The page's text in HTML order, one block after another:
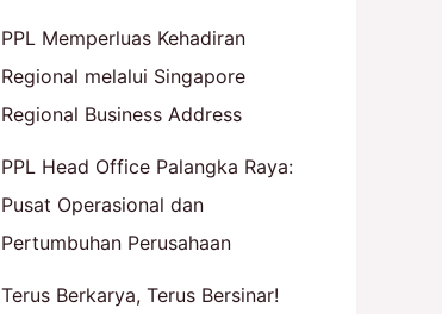
PPL Memperluas Kehadiran
Regional melalui Singapore
Regional Business Address
PPL Head Office Palangka Raya:
Pusat Operasional dan
Pertumbuhan Perusahaan
Terus Berkarya, Terus Bersinar!